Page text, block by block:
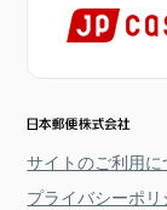
サイトのご利用に
プライバシーポリ